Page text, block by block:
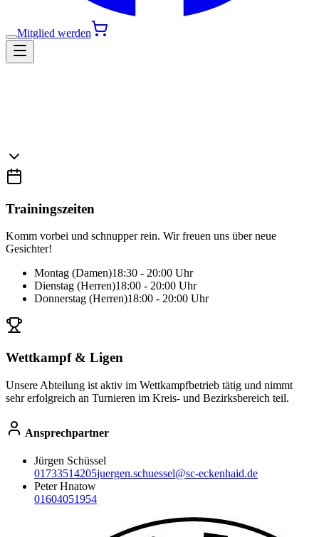
Mitglied werden
Trainingszeiten
Komm vorbei und schnupper rein. Wir freuen uns über neue
Gesichter!
Montag (Damen)18:30 - 20:00 Uhr
Dienstag (Herren)18:00 - 20:00 Uhr
Donnerstag (Herren)18:00 - 20:00 Uhr
Wettkampf & Ligen
Unsere Abteilung ist aktiv im Wettkampfbetrieb tätig und nimmt
sehr erfolgreich an Turnieren im Kreis- und Bezirksbereich teil.
Ansprechpartner
Jürgen Schüssel
01733514205juergen.schuessel@sc-eckenhaid.de
Peter Hnatow
01604051954